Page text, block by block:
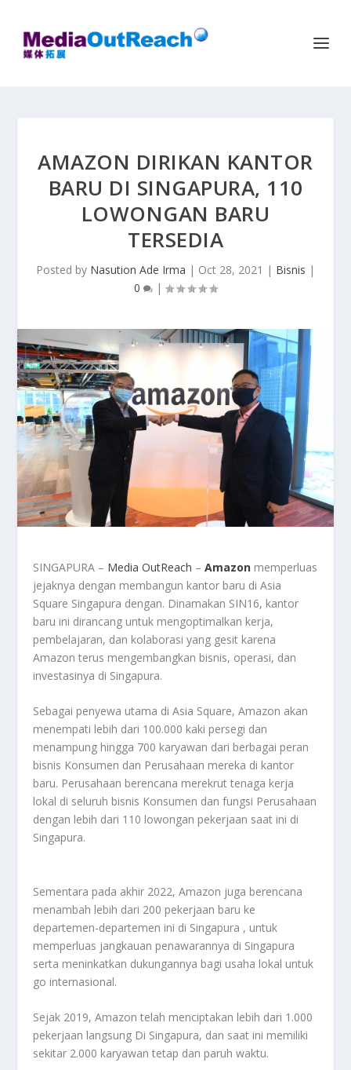
AMAZON DIRIKAN KANTOR
BARU DI SINGAPURA, 110
LOWONGAN BARU
TERSEDIA
Posted by Nasution Ade Irma | Oct 28, 2021 | Bisnis |
0
|
SINGAPURA – Media OutReach –Amazon memperluas
jejaknya dengan membangun kantor baru di Asia
Square Singapura dengan. Dinamakan SIN16, kantor
baru ini dirancang untuk mengoptimalkan kerja,
pembelajaran, dan kolaborasi yang gesit karena
Amazon terus mengembangkan bisnis, operasi, dan
investasinya di Singapura.
Sebagai penyewa utama di Asia Square, Amazon akan
menempati lebih dari 100.000 kaki persegi dan
menampung hingga 700 karyawan dari berbagai peran
bisnis Konsumen dan Perusahaan mereka di kantor
baru. Perusahaan berencana merekrut tenaga kerja
lokal di seluruh bisnis Konsumen dan fungsi Perusahaan
dengan lebih dari 110 lowongan pekerjaan saat ini di
Singapura.
Sementara pada akhir 2022, Amazon juga berencana
menambah lebih dari 200 pekerjaan baru ke
departemen-departemen ini di Singapura , untuk
memperluas jangkauan penawarannya di Singapura
serta meninkatkan dukungannya bagi usaha lokal untuk
go internasional.
Sejak 2019, Amazon telah menciptakan lebih dari 1.000
pekerjaan langsung Di Singapura, dan saat ini memiliki
sekitar 2.000 karyawan tetap dan paruh waktu.